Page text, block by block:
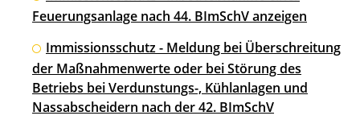
Feuerungsanlage nach 44. BImSchV anzeigen
Immissionsschutz - Meldung bei Überschreitung
der Maßnahmenwerte oder bei Störung des
Betriebs bei Verdunstungs-, Kühlanlagen und
Nassabscheidern nach der 42. BImSchV